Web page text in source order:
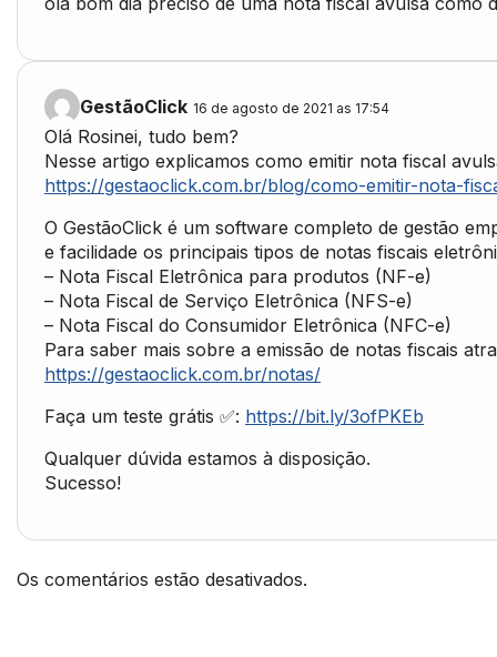
GestãoClick 16 de agosto de 2021 as 17:54
Olá Rosinei, tudo bem?
Nesse artigo explicamos como emitir nota fiscal
https://gestaoclick.com.br/blog/como-emitir-nota-
O GestãoClick é um software completo de gestão
e facilidade os principais tipos de notas fiscais
– Nota Fiscal Eletrônica para produtos (NF-e)
– Nota Fiscal de Serviço Eletrônica (NFS-e)
– Nota Fiscal do Consumidor Eletrônica (NFC-e)
Para saber mais sobre a emissão de notas fiscais
https://gestaoclick.com.br/notas/
Faça um teste grátis ✅: https://bit.ly/3ofPKEb
Qualquer dúvida estamos à disposição.
Sucesso!
Os comentários estão desativados.